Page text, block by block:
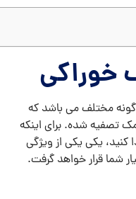
خوراکی
گونه مختلف می باشد که
تصفیه شده. برای اینکه
کنید، یکی یکی از ویژگی
شما قرار خواهد گرفت.